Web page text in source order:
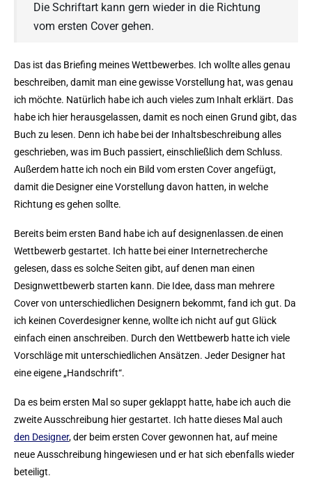
Die Schriftart kann gern wieder in die Richtung
vom ersten Cover gehen.
Das ist das Briefing meines Wettbewerbes. Ich wollte alles genau
beschreiben, damit man eine gewisse Vorstellung hat, was genau
ich möchte. Natürlich habe ich auch vieles zum Inhalt erklärt. Das
habe ich hier herausgelassen, damit es noch einen Grund gibt, das
Buch zu lesen. Denn ich habe bei der Inhaltsbeschreibung alles
geschrieben, was im Buch passiert, einschließlich dem Schluss.
Außerdem hatte ich noch ein Bild vom ersten Cover angefügt,
damit die Designer eine Vorstellung davon hatten, in welche
Richtung es gehen sollte.
Bereits beim ersten Band habe ich auf designenlassen.de einen
Wettbewerb gestartet. Ich hatte bei einer Internetrecherche
gelesen, dass es solche Seiten gibt, auf denen man einen
Designwettbewerb starten kann. Die Idee, dass man mehrere
Cover von unterschiedlichen Designern bekommt, fand ich gut. Da
ich keinen Coverdesigner kenne, wollte ich nicht auf gut Glück
einfach einen anschreiben. Durch den Wettbewerb hatte ich viele
Vorschläge mit unterschiedlichen Ansätzen. Jeder Designer hat
eine eigene „Handschrift“.
Da es beim ersten Mal so super geklappt hatte, habe ich auch die
zweite Ausschreibung hier gestartet. Ich hatte dieses Mal auch
den Designer, der beim ersten Cover gewonnen hat, auf meine
neue Ausschreibung hingewiesen und er hat sich ebenfalls wieder
beteiligt.